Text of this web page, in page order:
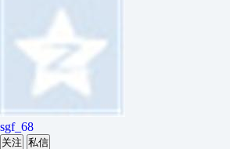
sgf_68
关注 私信